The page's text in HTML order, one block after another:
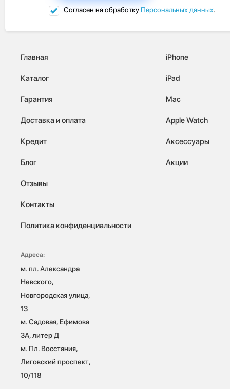
Согласен на обработку Персональных данных.
Главная
Каталог
Гарантия
Доставка и оплата
Кредит
Блог
Отзывы
Контакты
Политика конфиденциальности
iPhone
iPad
Mac
Apple Watch
Аксессуары
Акции
Адреса:
м. пл. Александра
Невского,
Новгородская улица,
13
м. Садовая, Ефимова
3А, литер Д
м. Пл. Восстания,
Лиговский проспект,
10/118